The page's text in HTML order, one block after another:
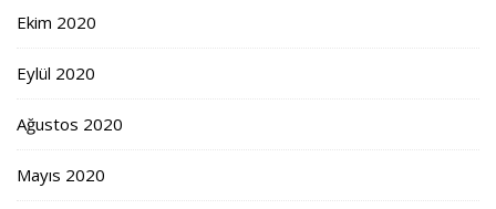
Ekim 2020
Eylül 2020
Ağustos 2020
Mayıs 2020